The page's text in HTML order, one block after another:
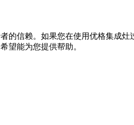
信赖。如果您在使用优格集成
望能为您提供帮助。